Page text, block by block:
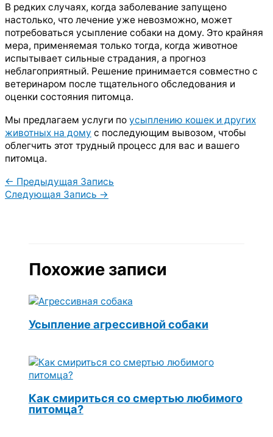
В редких случаях, когда заболевание запущено
настолько, что лечение уже невозможно, может
потребоваться усыпление собаки на дому. Это крайняя
мера, применяемая только тогда, когда животное
испытывает сильные страдания, а прогноз
неблагоприятный. Решение принимается совместно с
ветеринаром после тщательного обследования и
оценки состояния питомца.
Мы предлагаем услуги по усыплению кошек и других
животных на дому с последующим вывозом, чтобы
облегчить этот трудный процесс для вас и вашего
питомца.
← Предыдущая Запись
Следующая Запись →
Похожие записи
Усыпление агрессивной собаки
Как смириться со смертью любимого
питомца?